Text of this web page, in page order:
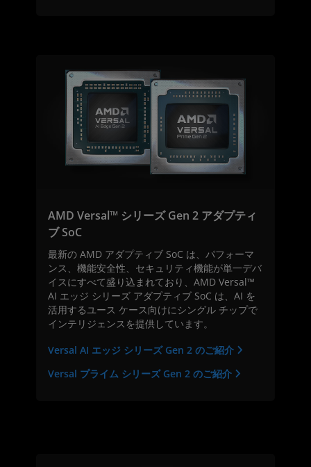
AMD Versal™ シリーズ Gen 2 アダプティ
ブ SoC
最新の AMD アダプティブ SoC は、パフォーマ
ンス、機能安全性、セキュリティ機能が単一デバ
イスにすべて盛り込まれており、AMD Versal™
AI エッジ シリーズ アダプティブ SoC は、AI を
活用するユース ケース向けにシングル チップで
インテリジェンスを提供しています。
Versal AI エッジ シリーズ Gen 2 のご紹介
Versal プライム シリーズ Gen 2 のご紹介